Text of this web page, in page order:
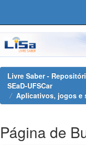
navigation
Livre Saber -
SEaD-UFSCar
Aplicativos, jogos e
Página de